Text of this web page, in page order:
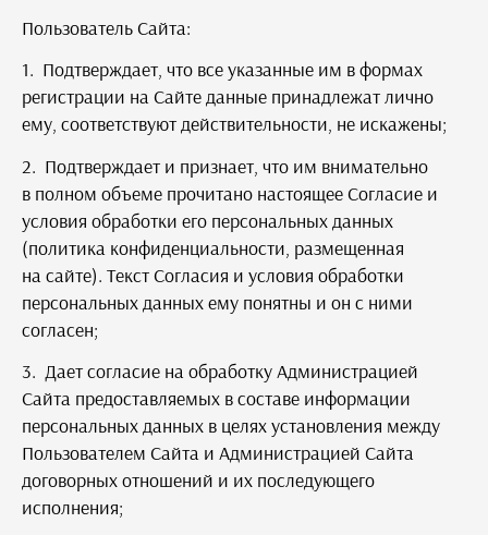
Пользователь Сайта:
1. Подтверждает, что все указанные им в формах
регистрации на Сайте данные принадлежат лично
ему, соответствуют действительности, не искажены;
2. Подтверждает и признает, что им внимательно
в полном объеме прочитано настоящее Согласие и
условия обработки его персональных данных
(политика конфиденциальности, размещенная
на сайте). Текст Согласия и условия обработки
персональных данных ему понятны и он с ними
согласен;
3. Дает согласие на обработку Администрацией
Сайта предоставляемых в составе информации
персональных данных в целях установления между
Пользователем Сайта и Администрацией Сайта
договорных отношений и их последующего
исполнения;